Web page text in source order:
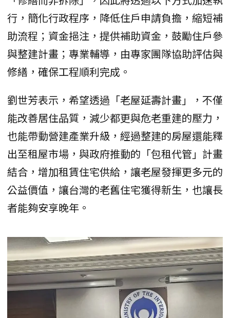
行，簡化行政程序，降低住戶申請負擔，縮短補
助流程；資金挹注，提供補助資金，鼓勵住戶參
與整建計畫；專業輔導，由專家團隊協助評估與
修繕，確保工程順利完成。
劉世芳表示，希望透過「老屋延壽計畫」，不僅
能改善居住品質，減少都更與危老重建的壓力，
也能帶動營建產業升級，經過整建的房屋還能釋
出至租屋市場，與政府推動的「包租代管」計畫
結合，增加租賃住宅供給，讓老屋發揮更多元的
公益價值，讓台灣的老舊住宅獲得新生，也讓長
者能夠安享晚年。